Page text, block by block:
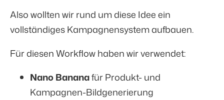
Also wollten wir rund um diese Idee ein
vollständiges Kampagnensystem aufbauen.
Für diesen Workflow haben wir verwendet:
Nano Bananafür Produkt- und
Kampagnen-Bildgenerierung